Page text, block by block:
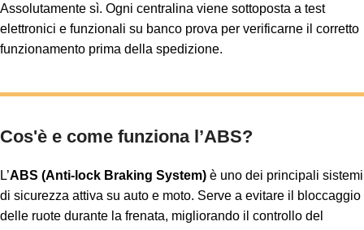
Assolutamente sì. Ogni centralina viene sottoposta a test
elettronici e funzionali su banco prova per verificarne il corretto
funzionamento prima della spedizione.
Cos'è e come funziona l’ABS?
L’ABS (Anti-lock Braking System) è uno dei principali sistemi
di sicurezza attiva su auto e moto. Serve a evitare il bloccaggio
delle ruote durante la frenata, migliorando il controllo del